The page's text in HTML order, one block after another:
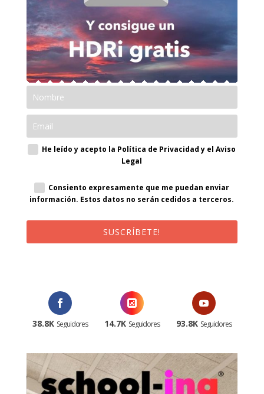
He leído y acepto la Política de Privacidad y el Aviso
Legal
Consiento expresamente que me puedan enviar
información. Estos datos no serán cedidos a terceros.
SUSCRÍBETE!
38.8K Seguidores 14.7K Seguidores 93.8K Seguidores